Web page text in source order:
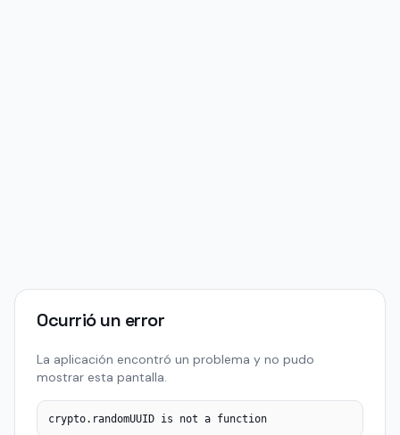
Ocurrió un error
La aplicación encontró un problema y no pudo
mostrar esta pantalla.
crypto.randomUUID is not a function